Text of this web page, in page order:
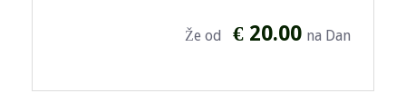
Že od € 20.00 na Dan